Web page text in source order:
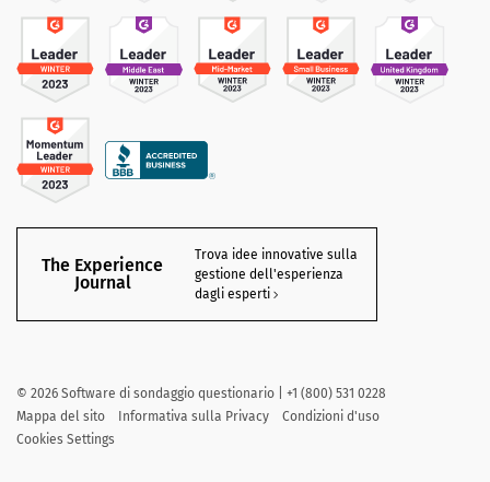
The Experience
Journal
Trova idee innovative sulla
gestione dell'esperienza
dagli esperti
© 2026 Software di sondaggio questionario | +1 (800) 531 0228
Mappa del sito
Informativa sulla Privacy
Condizioni d'uso
Cookies Settings